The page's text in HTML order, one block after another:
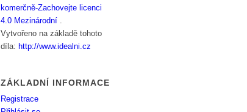
komerčně-Zachovejte licenci
4.0 Mezinárodní .
Vytvořeno na základě tohoto
díla: http://www.idealni.cz
ZÁKLADNÍ INFORMACE
Registrace